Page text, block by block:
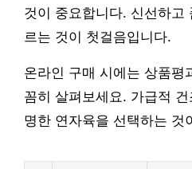
것이 중요합니다. 신선하고
르는 것이 첫걸음입니다.
온라인 구매 시에는 상품평
꼼히 살펴보세요. 가급적
명한 연자육을 선택하는 것